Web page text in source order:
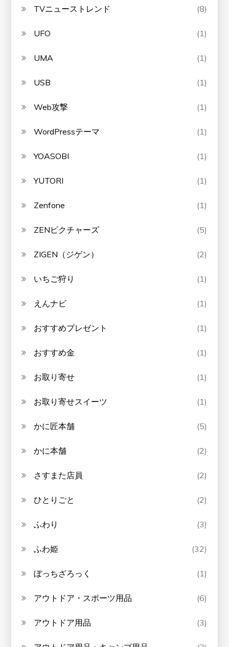
TVニューストレンド (8)
UFO (1)
UMA (1)
USB (1)
Web攻撃 (1)
WordPressテーマ (1)
YOASOBI (1)
YUTORI (1)
Zenfone (1)
ZENピクチャーズ (5)
ZIGEN（ジゲン） (2)
いちご狩り (1)
えんナビ (1)
おすすめプレゼント (1)
おすすめ金 (1)
お取り寄せ (1)
お取り寄せスイーツ (1)
かに匠本舗 (5)
かに本舗 (2)
さすまた店員 (2)
ひとりごと (2)
ふわり (3)
ふわ姫 (32)
ぼっちざろっく (1)
アウトドア・スポーツ用品 (6)
アウトドア用品 (3)